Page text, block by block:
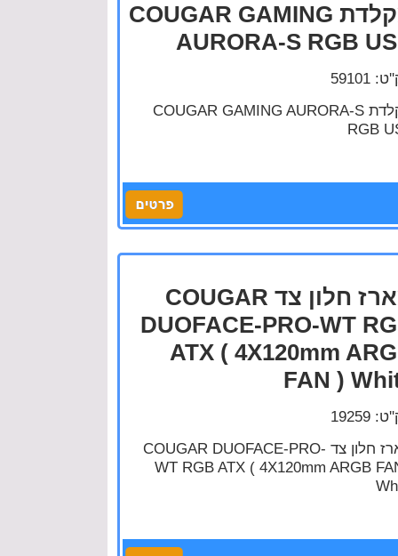
מקלדת COUGAR GAMING
AURORA-S RGB
מקלדת COUGAR GAMING AURORA-S
RGB
מארז חלון צד COUGAR
DUOFACE-PRO-WT
ATX ( 4X120mm
FAN )
מארז חלון צד COUGAR DUOFACE-PRO-
WT RGB ATX ( 4X120mm ARGB